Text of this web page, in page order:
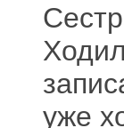
уже